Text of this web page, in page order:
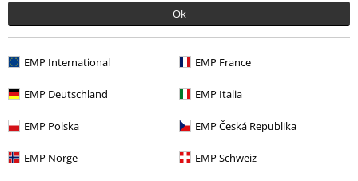
Ok
EMP International EMP France
EMP Deutschland EMP Italia
EMP Polska EMP Česká Republika
EMP Norge EMP Schweiz
EMP Backstage Club
Informazioni su EMP
Eventi EMP
Programmi partner